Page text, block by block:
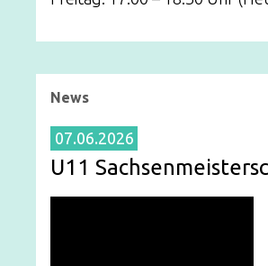
News
07.06.2026
U11